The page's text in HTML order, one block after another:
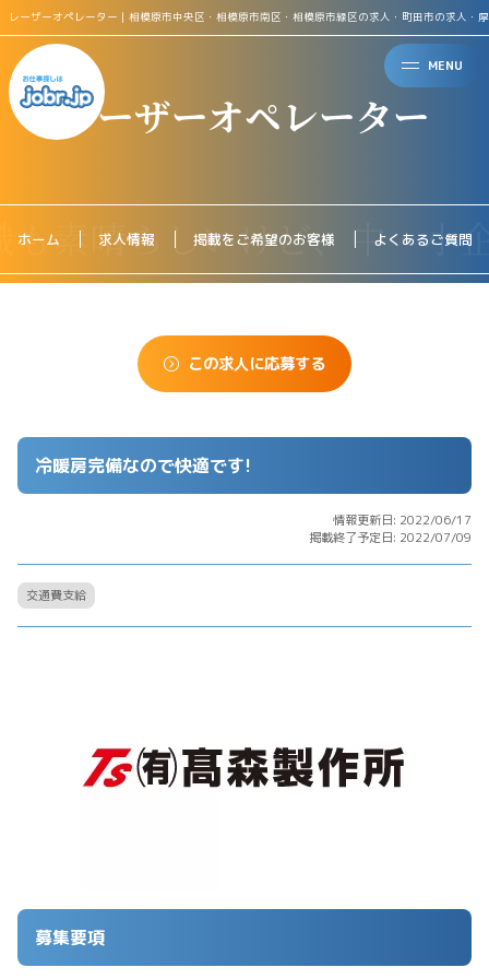
MENU
レーザーオペレーター｜相模原市中央区・相模原市南区・相模原市緑区の求人・町田市の求人・
レーザーオペレーター
ホーム 求人情報 掲載をご希望のお客様 よくあるご質問
この求人に応募する
冷暖房完備なので快適です!
情報更新日: 2022/06/17
掲載終了予定日: 2022/07/09
交通費支給
募集要項